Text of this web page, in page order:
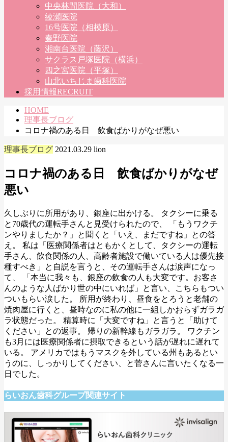
中央林間医院（大和）
綾瀬医院
16号医院（相模原）
秦野医院
湘南台医院（藤沢）
サクラス戸塚医院（横浜）
四之宮医院（平塚）
山北いちじま歯科医院
採用情報RECRUIT
HOME
理事長ブログ
コロナ禍のある日 飲食ばかりがなぜ悪い
理事長ブログ 2021.03.29 lion
コロナ禍のある日 飲食ばかりがなぜ
悪い
久しぶりに所用があり、銀座に出かける。 タクシーに乗る
と70歳代の運転手さんと見受けられたので、 「もうワクチ
ンやりましたか？」と聞くと「いえ、まだですね」との答
え。 私は「医療関係者はともかくとして、タクシーの運転
手さん、飲食関係の人、高齢者施設で働いている人は優先接
種すべき」と自説を言うと、その運転手さんは涙声になっ
て、 「本当に我々も、銀座の飲食の人も大変です。お客さ
んのような人ばかり世の中にいれば」と言い、こちらもつい
ついもらい涙した。 所用が終わり、昼食をとろうと老舗の
焼肉屋に行くと、昼時なのに私の他に一組しかおらずガラガ
ラ状態だった。 精算時に「大変ですね」と言うと「助けて
ください」との返事。 帰りの新幹線もガラガラ。 ワクチン
も3月には医療関係者に摂取できるという話が遅れに遅れて
いる。 アメリカではもうマスクを外している州もあるとい
うのに、しっかりしてください、と菅さんに言いたくなる一
日でした。
らいおん歯科グループ関連サイト